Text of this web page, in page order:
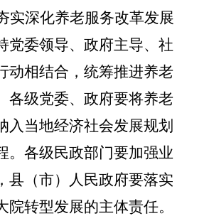
实深化养老服务改革发展
党委领导、政府主导、社
动相结合，统筹推进养老
各级党委、政府要将养老
入当地经济社会发展规划
。各级民政部门要加强业
县（市）人民政府要落实
院转型发展的主体责任。